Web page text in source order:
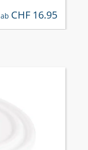
regulärer preis:
ab CHF 16.95